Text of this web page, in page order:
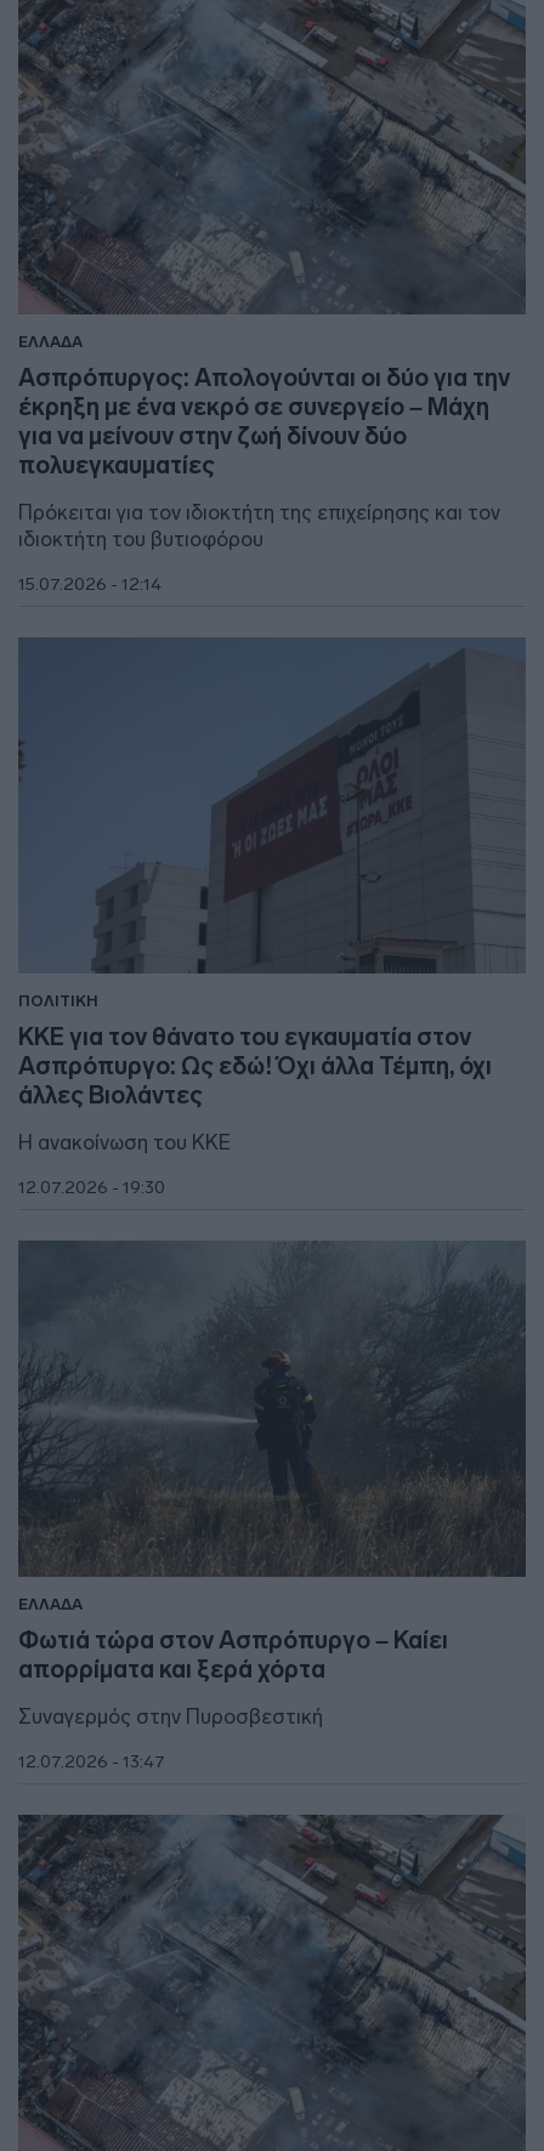
ΕΛΛΑΔΑ
Ασπρόπυργος: Απολογούνται οι δύο για την
έκρηξη με ένα νεκρό σε συνεργείο – Μάχη
για να μείνουν στην ζωή δίνουν δύο
πολυεγκαυματίες
Πρόκειται για τον ιδιοκτήτη της επιχείρησης και τον
ιδιοκτήτη του βυτιοφόρου
15.07.2026 - 12:14
ΠΟΛΙΤΙΚΗ
ΚΚΕ για τον θάνατο του εγκαυματία στον
Ασπρόπυργο: Ως εδώ! Όχι άλλα Τέμπη, όχι
άλλες Βιολάντες
Η ανακοίνωση του ΚΚΕ
12.07.2026 - 19:30
ΕΛΛΑΔΑ
Φωτιά τώρα στον Ασπρόπυργο – Καίει
απορρίματα και ξερά χόρτα
Συναγερμός στην Πυροσβεστική
12.07.2026 - 13:47